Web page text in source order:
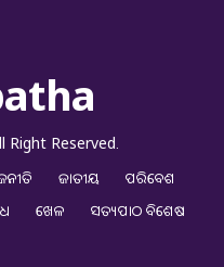
Right Reserved.
ଜାତୀୟ
ପରିବେଶ
ଖେଳ ସତ୍ୟପାଠ ବିଶେଷ